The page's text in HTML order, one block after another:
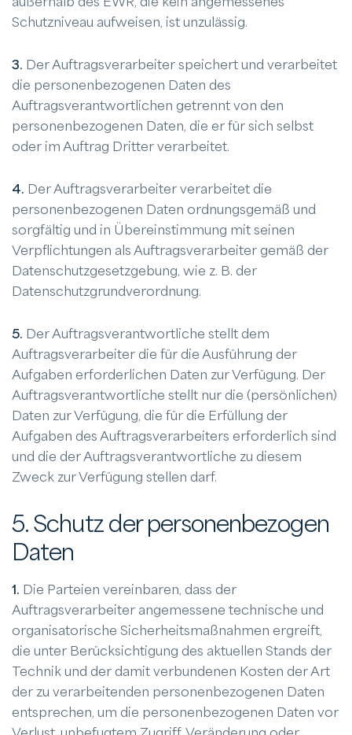
Schutzniveau aufweisen, ist unzulässig.
3. Der Auftragsverarbeiter speichert und verarbeitet
die personenbezogenen Daten des
Auftragsverantwortlichen getrennt von den
personenbezogenen Daten, die er für sich selbst
oder im Auftrag Dritter verarbeitet.
4. Der Auftragsverarbeiter verarbeitet die
personenbezogenen Daten ordnungsgemäß und
sorgfältig und in Übereinstimmung mit seinen
Verpflichtungen als Auftragsverarbeiter gemäß der
Datenschutzgesetzgebung, wie z. B. der
Datenschutzgrundverordnung.
5. Der Auftragsverantwortliche stellt dem
Auftragsverarbeiter die für die Ausführung der
Aufgaben erforderlichen Daten zur Verfügung. Der
Auftragsverantwortliche stellt nur die (persönlichen)
Daten zur Verfügung, die für die Erfüllung der
Aufgaben des Auftragsverarbeiters erforderlich sind
und die der Auftragsverantwortliche zu diesem
Zweck zur Verfügung stellen darf.
5. Schutz der personenbezogen
Daten
1. Die Parteien vereinbaren, dass der
Auftragsverarbeiter angemessene technische und
organisatorische Sicherheitsmaßnahmen ergreift,
die unter Berücksichtigung des aktuellen Stands der
Technik und der damit verbundenen Kosten der Art
der zu verarbeitenden personenbezogenen Daten
entsprechen, um die personenbezogenen Daten vor